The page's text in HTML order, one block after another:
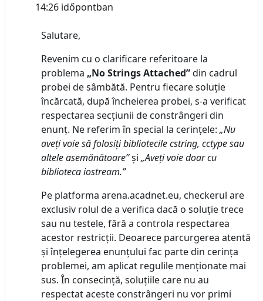
14:26időpontban
Salutare,
Revenim cu o clarificare referitoare la
problema „No Strings Attached”din cadrul
probei de sâmbătă. Pentru fiecare soluție
încărcată, după încheierea probei, s-a verificat
respectarea secțiunii de constrângeri din
enunț. Ne referim în special la cerințele: „Nu
aveți voie să folosiți bibliotecile cstring, cctype sau
altele asemănătoare”și „Aveți voie doar cu
biblioteca iostream.”
Pe platforma arena.acadnet.eu, checkerul are
exclusiv rolul de a verifica dacă o soluție trece
sau nu testele, fără a controla respectarea
acestor restricții. Deoarece parcurgerea atentă
și înțelegerea enunțului fac parte din cerința
problemei, am aplicat regulile menționate mai
sus. În consecință, soluțiile care nu au
respectat aceste constrângeri nu vor primi